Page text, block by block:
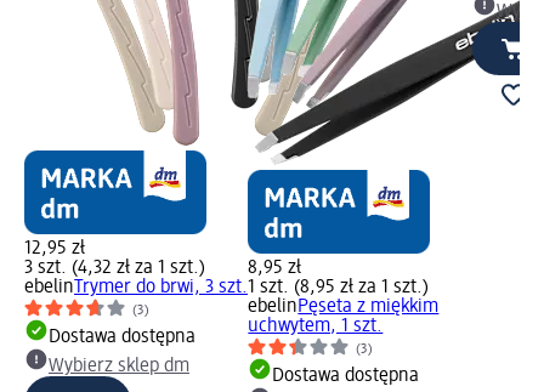
12,95 zł
3 szt. (4,32 zł za 1 szt.)
ebelin Trymer do brwi, 3 szt.
(3)
Dostawa dostępna
Wybierz sklep dm
8,95 zł
1 szt. (8,95 zł za 1 szt.)
ebelinPęseta z miękkim
uchwytem, 1 szt.
(3)
Dostawa dostępna